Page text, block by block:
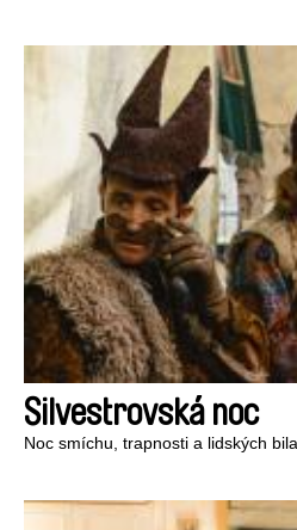
Silvestrovská noc
Noc smíchu, trapnosti a lidských